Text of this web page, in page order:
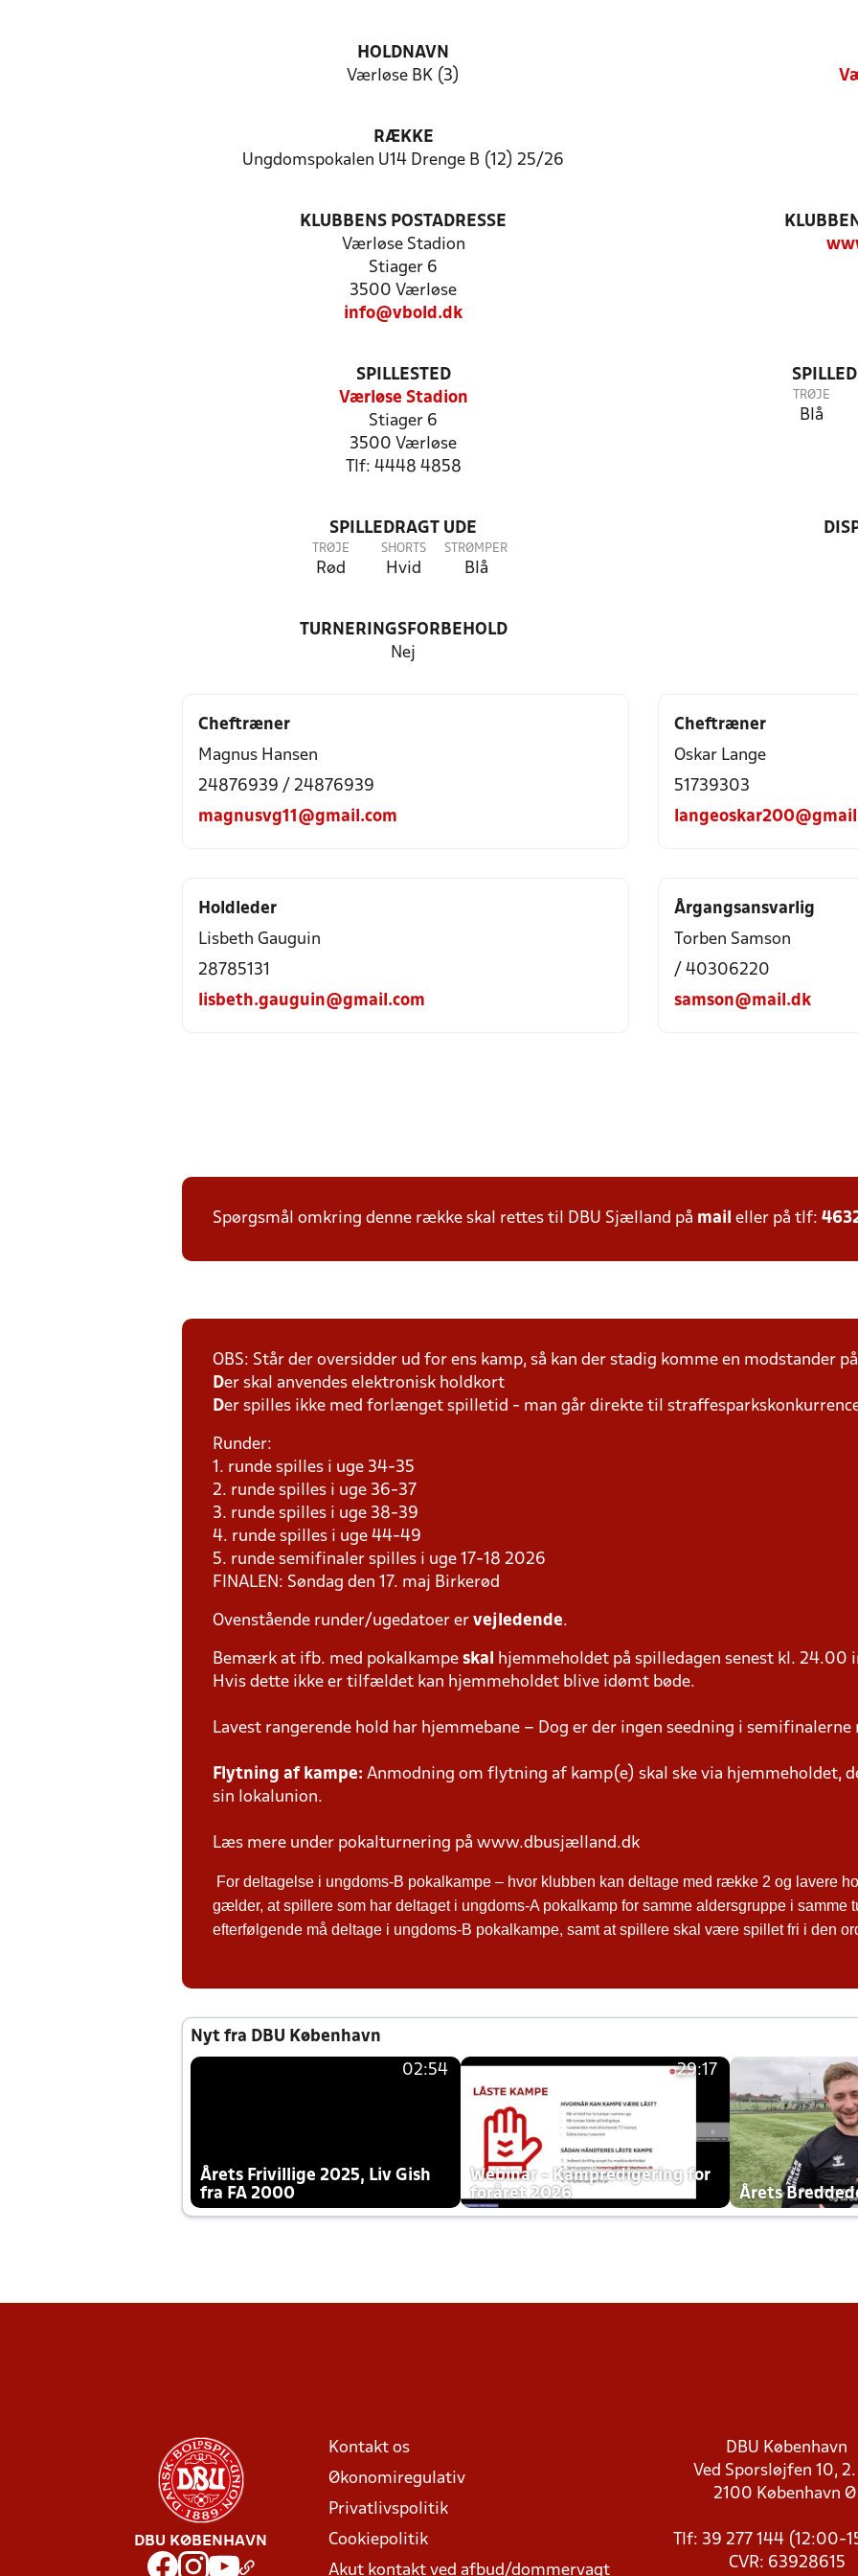
HOLDNAVN
Værløse BK (3)
RÆKKE
Ungdomspokalen U14 Drenge B (12) 25/26
KLUBBENS POSTADRESSE
Værløse Stadion
Stiager 6
3500 Værløse
info@vbold.dk
SPILLESTED
Værløse Stadion
Stiager 6
3500 Værløse
Tlf: 4448 4858
TRØJE
Blå
SPILLEDRAGT UDE
TRØJE
Rød
SHORTS
Hvid
STRØMPER
Blå
TURNERINGSFORBEHOLD
Nej
Cheftræner
Magnus Hansen
24876939 / 24876939
magnusvg11@gmail.com
Cheftræner
Oskar Lange
51739303
Holdleder
Lisbeth Gauguin
28785131
lisbeth.gauguin@gmail.com
Årgangsansvarlig
Torben Samson
/ 40306220
samson@mail.dk
Spørgsmål omkring denne række skal rettes til DBU Sjælland på mail eller på tlf:
OBS: Står der oversidder ud for ens kamp, så kan der stadig komme en modstander
Der skal anvendes elektronisk holdkort
Der spilles ikke med forlænget spilletid - man går direkte til
Runder:
1. runde spilles i uge 34-35
2. runde spilles i uge 36-37
3. runde spilles i uge 38-39
4. runde spilles i uge 44-49
5. runde semifinaler spilles i uge 17-18 2026
FINALEN: Søndag den 17. maj Birkerød
Ovenstående runder/ugedatoer er vejledende.
Bemærk at ifb. med pokalkampe skal
hjemmeholdet på spilledagen senest kl. 24.00
Hvis dette ikke er tilfældet kan hjemmeholdet blive idømt bøde.
Lavest rangerende hold har hjemmebane – Dog er der ingen seedning i
Flytning af kampe: Anmodning om flytning af kamp(e) skal ske via hjemmeholdet,
sin lokalunion.
Læs mere under pokalturnering på www.dbusjælland.dk
For deltagelse i ungdoms-B pokalkampe – hvor klubben kan deltage med række 2 og lavere
gælder, at spillere som har deltaget i ungdoms-A pokalkamp for samme aldersgruppe i samme
efterfølgende må deltage i ungdoms-B pokalkampe, samt at spillere skal være spillet fri i den
Nyt fra DBU København
02:54
Årets Frivillige 2025, Liv Gish
fra FA 2000
29:17
Webinar - Kampredigering for
foråret 2026
Årets
DBU KØBENHAVN
Kontakt os
Økonomiregulativ
Privatlivspolitik
Cookiepolitik
Akut kontakt ved afbud/dommervagt
DBU København
Ved Sporsløjfen 10, 2.
2100 København Ø
Tlf: 39 277 144 (12:00-
CVR: 63928615